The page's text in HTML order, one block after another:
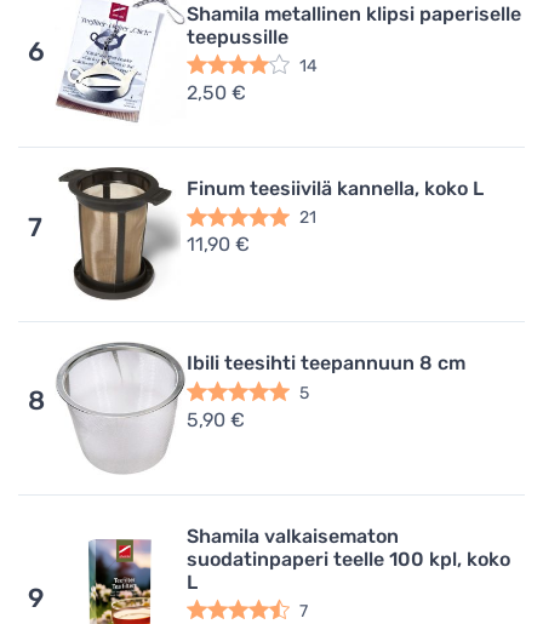
6
Shamila metallinen klipsi paperiselle
teepussille
14
2,50 €
7
Finum teesiivilä kannella, koko L
21
11,90 €
8
Ibili teesihti teepannuun 8 cm
5
5,90 €
9
Shamila valkaisematon
suodatinpaperi teelle 100 kpl, koko
L
7